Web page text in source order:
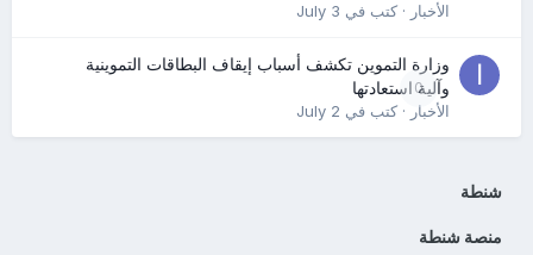
الأخبار· كتب في July 3
0
وزارة التموين تكشف أسباب إيقاف البطاقات التموينية
وآلية استعادتها
الأخبار· كتب في July 2
شنطة
منصة شنطة